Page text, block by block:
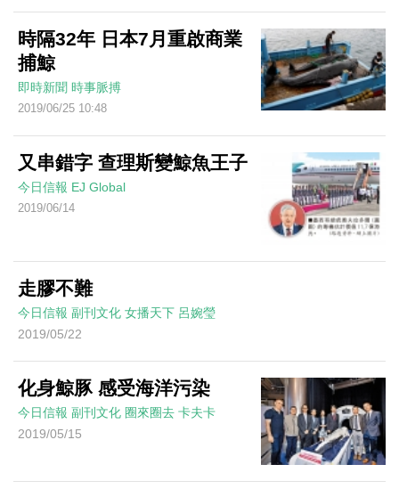
時隔32年 日本7月重啟商業
捕鯨
即時新聞 時事脈搏
2019/06/25 10:48
又串錯字 查理斯變鯨魚王子
今日信報 EJ Global
2019/06/14
走膠不難
今日信報 副刊文化 女播天下 呂婉瑩
2019/05/22
化身鯨豚 感受海洋污染
今日信報 副刊文化 圈來圈去 卡夫卡
2019/05/15